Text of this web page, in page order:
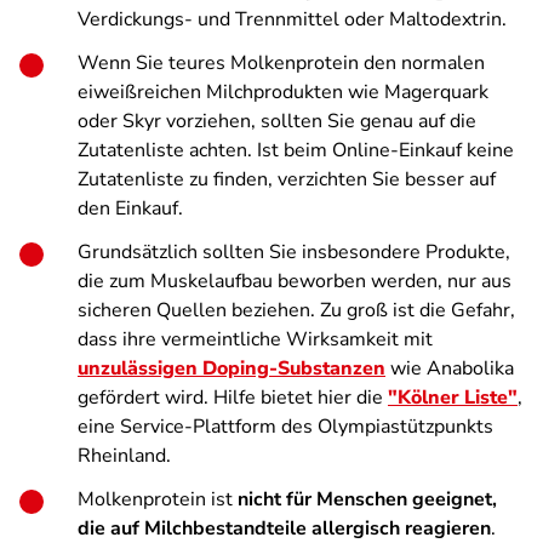
Verdickungs- und Trennmittel oder Maltodextrin.
Wenn Sie teures Molkenprotein den normalen
eiweißreichen Milchprodukten wie Magerquark
oder Skyr vorziehen, sollten Sie genau auf die
Zutatenliste achten. Ist beim Online-Einkauf keine
Zutatenliste zu finden, verzichten Sie besser auf
den Einkauf.
Grundsätzlich sollten Sie insbesondere Produkte,
die zum Muskelaufbau beworben werden, nur aus
sicheren Quellen beziehen. Zu groß ist die Gefahr,
dass ihre vermeintliche Wirksamkeit mit
unzulässigen Doping-Substanzen wie Anabolika
gefördert wird. Hilfe bietet hier die "Kölner Liste",
eine Service-Plattform des Olympiastützpunkts
Rheinland.
Molkenprotein ist nicht für Menschen geeignet,
die auf Milchbestandteile allergisch reagieren.